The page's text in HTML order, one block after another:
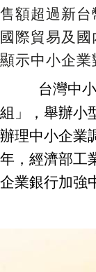
售額超過新
國際貿易及
顯示中小企業
台灣中
組」，舉辦小
辦理中小企業
年，經濟部工
企業銀行加強